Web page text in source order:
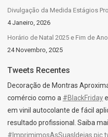
Divulgação da Medida Estágios
4 Janeiro, 2026
Horário de Natal 2025 e Fim de Ano
24 Novembro, 2025
Tweets Recentes
Decoração de Montras
comércio como a #BlackFriday
em vinil autocolante de fácil
resultado profissional. Saiba
#ImprimimosAsSuasIdeias